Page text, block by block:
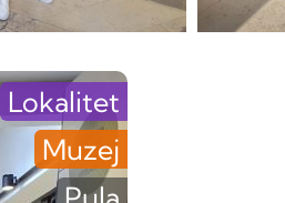
Lokalitet
Muzej